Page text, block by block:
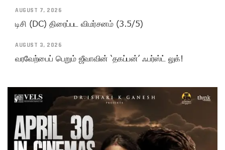
AUGUST 7, 2026
டிசி (DC) திரைப்பட விமர்சனம் (3.5/5)
AUGUST 3, 2026
வரவேற்பைப் பெறும் ஜீவாவின் ‘தகப்பன்’ ஃபர்ஸ்ட் லுக்!